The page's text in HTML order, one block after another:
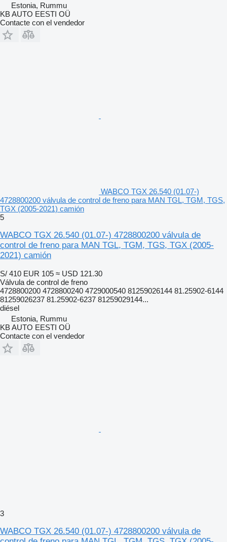
Estonia, Rummu
KB AUTO EESTI OÜ
Contacte con el vendedor
WABCO TGX 26.540 (01.07-)
4728800200 válvula de control de freno para MAN TGL, TGM, TGS,
TGX (2005-2021) camión
5
WABCO TGX 26.540 (01.07-) 4728800200 válvula de
control de freno para MAN TGL, TGM, TGS, TGX (2005-
2021) camión
S/ 410 EUR 105 ≈ USD 121.30
Válvula de control de freno
4728800200 4728800240 4729000540 81259026144 81.25902-6144
81259026237 81.25902-6237 81259029144...
diésel
Estonia, Rummu
KB AUTO EESTI OÜ
Contacte con el vendedor
3
WABCO TGX 26.540 (01.07-) 4728800200 válvula de